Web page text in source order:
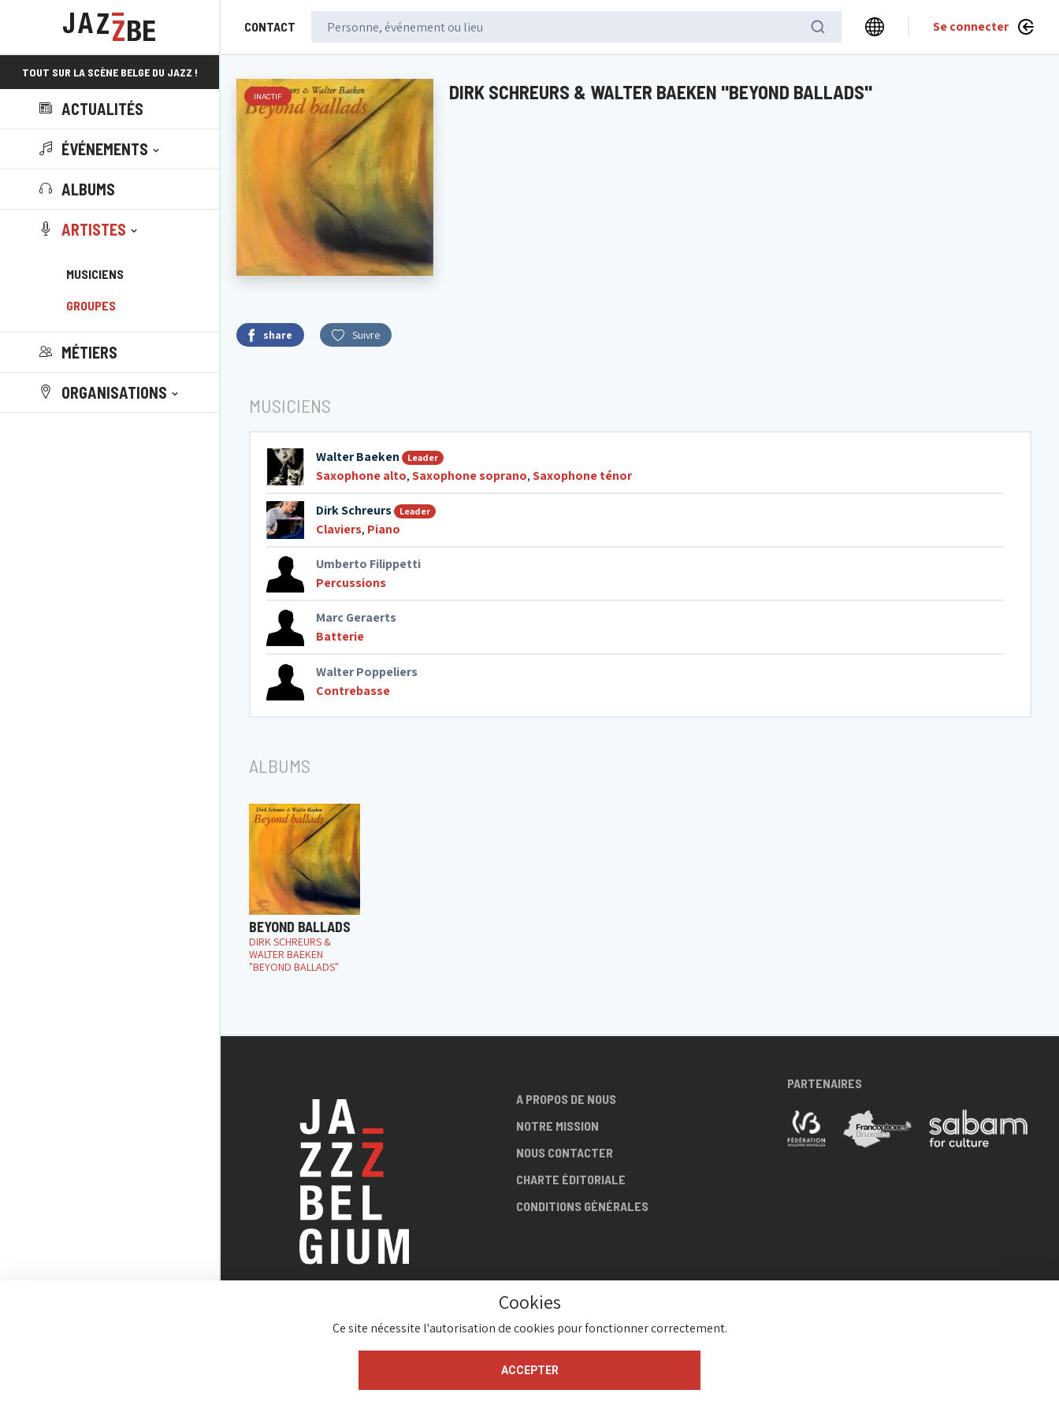
CONTACT Se connecter
TOUT SUR LA SCÈNE BELGE DU JAZZ !
ACTUALITÉS
ÉVÉNEMENTS
ALBUMS
ARTISTES
MUSICIENS
GROUPES
MÉTIERS
ORGANISATIONS
INACTIF DIRK SCHREURS & WALTER BAEKEN "BEYOND BALLADS"
share Suivre
MUSICIENS
Walter Baeken Leader
Saxophone alto,Saxophone soprano,Saxophone ténor
Dirk Schreurs Leader
Claviers, Piano
Umberto Filippetti
Percussions
Marc Geraerts
Batterie
Walter Poppeliers
Contrebasse
ALBUMS
BEYOND BALLADS
DIRK SCHREURS &
WALTER BAEKEN
"BEYOND BALLADS"
TOUT SUR LA SCÈNE
A PROPOS DE NOUS
NOTRE MISSION
NOUS CONTACTER
CHARTE ÉDITORIALE
CONDITIONS GÉNÉRALES
PARTENAIRES
Cookies
Ce site nécessite l'autorisation de cookies pour fonctionner correctement.
ACCEPTER